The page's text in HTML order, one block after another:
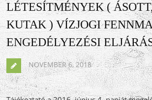
LÉTESÍTMÉNYEK (
KUTAK ) VÍZJOGI
ENGEDÉLYEZÉSI
NOVEMBER 6, 2018